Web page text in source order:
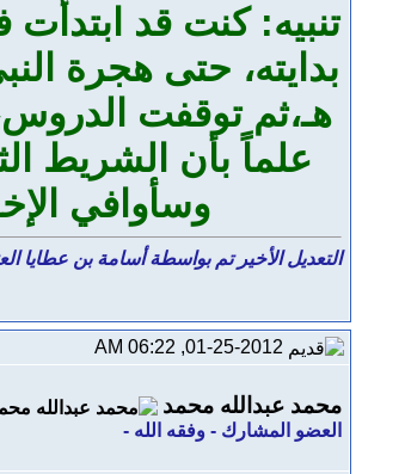
هـ،ثم توقفت
علماً بأن الشريط
وسأوافي
التعديل الأخير تم بواسطة أسامة بن عطايا العتيبي ; 01-15-
محمد عبدالله محمد
العضو المشارك - وفقه الله -